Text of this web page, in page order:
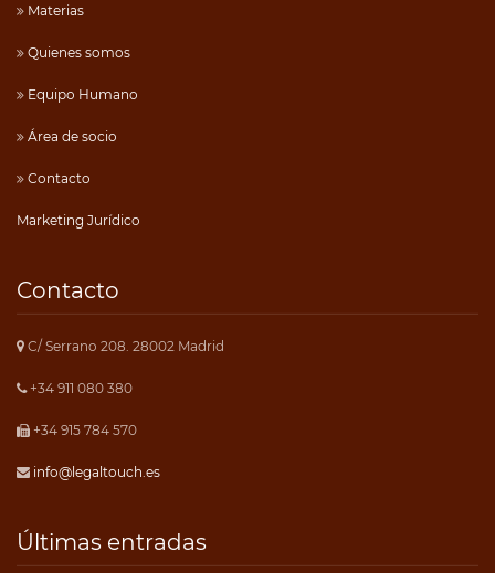
Materias
Quienes somos
Equipo Humano
Área de socio
Contacto
Marketing Jurídico
Contacto
C/ Serrano 208. 28002 Madrid
+34 911 080 380
+34 915 784 570
info@legaltouch.es
Últimas entradas